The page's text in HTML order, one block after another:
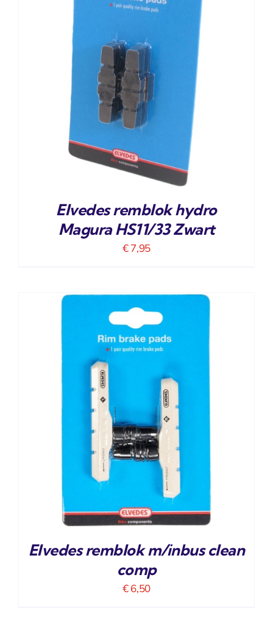
Elvedes remblok hydro
Magura HS11/33 Zwart
€7,95
Elvedes remblok m/inbus clean
comp
€6,50